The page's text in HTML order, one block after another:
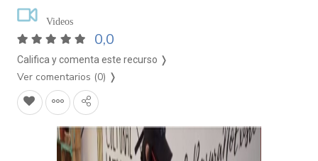
Videos
0,0
Califica y comenta este recurso ❭
Ver comentarios (0) ❭